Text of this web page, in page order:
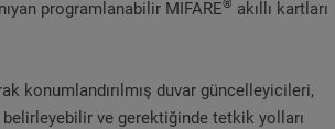
programlanabilir MIFARE® akıllı kartları
konumlandırılmış duvar güncelleyicileri,
belirleyebilir ve gerektiğinde tetkik yolları